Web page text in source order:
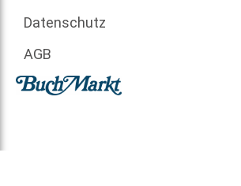
Datenschutz
AGB